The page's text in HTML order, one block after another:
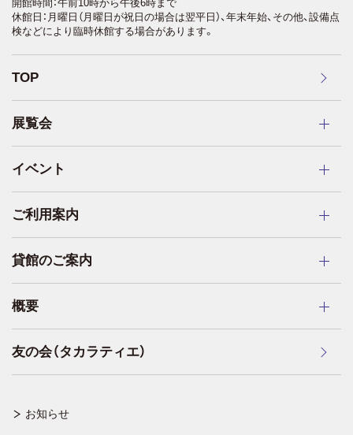
お知らせ
TOP
展覧会
イベント
ご利用案内
貸館のご案内
概要
友の会（タカラティエ）
開館時間：午前10時から午後6時まで
休館日：月曜日（月曜日が祝日の場合は翌平日）、年末年始、その他、設備点
検などにより臨時休館する場合があります。